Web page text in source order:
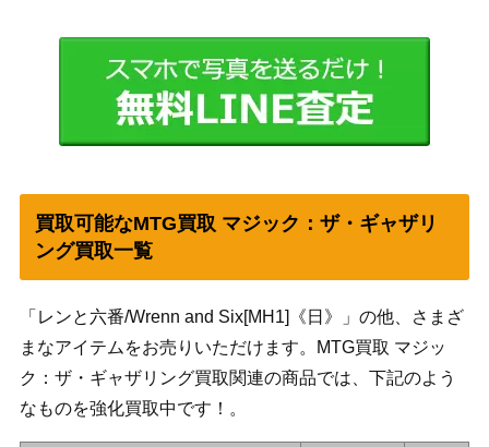
買取可能なMTG買取 マジック：ザ・ギャザリ
ング買取一覧
「レンと六番/Wrenn and Six[MH1]《日》」の他、さまざ
まなアイテムをお売りいただけます。MTG買取 マジッ
ク：ザ・ギャザリング買取関連の商品では、下記のよう
なものを強化買取中です！。